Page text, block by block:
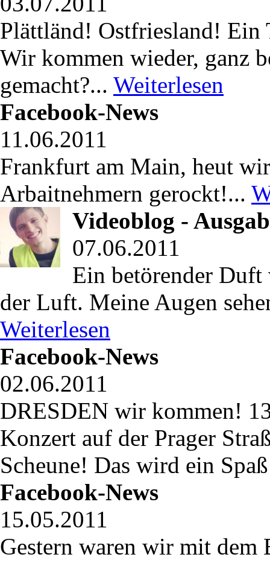
Plättländ! Ostfriesland! Ein
Wir kommen wieder, ganz
gemacht?... Weiterlesen
Facebook-News
11.06.2011
Frankfurt am Main, heut
Arbaitnehmern gerockt!...
Videoblog -
07.06.2011
Ein betörender
der Luft. Meine Augen
Weiterlesen
Facebook-News
02.06.2011
DRESDEN wir kommen!
Konzert auf der Prager
Scheune! Das wird ein
Facebook-News
15.05.2011
Gestern waren wir mit